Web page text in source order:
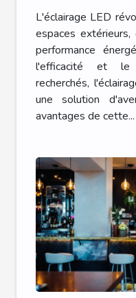
L'éclairage LED
espaces
performance
l'efficacité et le
recherchés,
une solution
avantages de cette...